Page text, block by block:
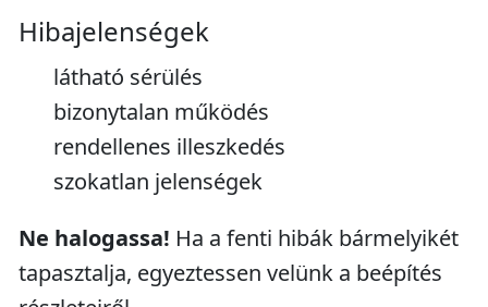
Hibajelenségek
látható sérülés
bizonytalan működés
rendellenes illeszkedés
szokatlan jelenségek
Ne halogassa! Ha a fenti hibák bármelyikét
tapasztalja, egyeztessen velünk a beépítés